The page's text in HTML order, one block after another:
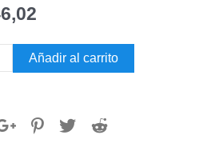
Añadir al carrito